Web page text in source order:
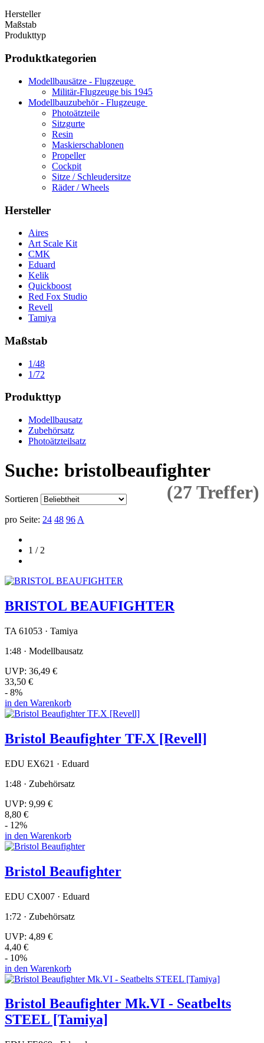
Hersteller
Maßstab
Produkttyp
Produktkategorien
Modellbausätze - Flugzeuge
Militär-Flugzeuge bis 1945
Modellbauzubehör - Flugzeuge
Photoätzteile
Sitzgurte
Resin
Maskierschablonen
Propeller
Cockpit
Sitze / Schleudersitze
Räder / Wheels
Hersteller
Aires
Art Scale Kit
CMK
Eduard
Kelik
Quickboost
Red Fox Studio
Revell
Tamiya
Maßstab
1/48
1/72
Produkttyp
Modellbausatz
Zubehörsatz
Photoätzteilsatz
Suche: bristolbeaufighter
(27 Treffer)
Sortieren
pro Seite: 24 48 96 A
1 / 2
BRISTOL BEAUFIGHTER
TA 61053 · Tamiya
1:48 · Modellbausatz
UVP: 36,49 €
33,50 €
- 8%
in den Warenkorb
Bristol Beaufighter TF.X [Revell]
EDU EX621 · Eduard
1:48 · Zubehörsatz
UVP: 9,99 €
8,80 €
- 12%
in den Warenkorb
Bristol Beaufighter
EDU CX007 · Eduard
1:72 · Zubehörsatz
UVP: 4,89 €
4,40 €
- 10%
in den Warenkorb
Bristol Beaufighter Mk.VI - Seatbelts
STEEL [Tamiya]